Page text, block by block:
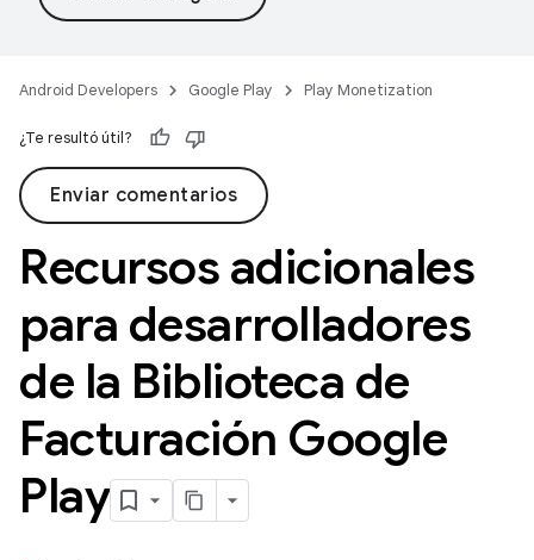
Android Developers Google Play Play Monetization
¿Te resultó útil?
Enviar comentarios
Recursos adicionales
para desarrolladores
de la Biblioteca de
Facturación Google
Play